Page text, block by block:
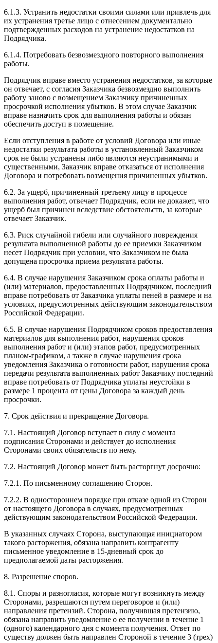
6.1.3. Устранить недостатки своими силами или привлечь для
их устранения третье лицо с отнесением документально
подтвержденных расходов на устранение недостатков на
Подрядчика.
6.1.4. Потребовать безвозмездного повторного выполнения
работы.
Подрядчик вправе вместо устранения недостатков, за которые
он отвечает, с согласия Заказчика безвозмездно выполнить
работу заново с возмещением Заказчику причиненных
просрочкой исполнения убытков. В этом случае Заказчик
вправе назначить срок для выполнения работы и обязан
обеспечить доступ в помещение.
Если отступления в работе от условий Договора или иные
недостатки результата работы в установленный Заказчиком
срок не были устранены либо являются неустранимыми и
существенными, Заказчик вправе отказаться от исполнения
Договора и потребовать возмещения причиненных убытков.
6.2. За ущерб, причиненный третьему лицу в процессе
выполнения работ, отвечает Подрядчик, если не докажет, что
ущерб был причинен вследствие обстоятельств, за которые
отвечает Заказчик.
6.3. Риск случайной гибели или случайного повреждения
результата выполненной работы до ее приемки Заказчиком
несет Подрядчик при условии, что Заказчиком не была
допущена просрочка приема результата работы.
6.4. В случае нарушения Заказчиком срока оплаты работы и
(или) материалов, предоставленных Подрядчиком, последний
вправе потребовать от Заказчика уплаты пеней в размере и на
условиях, предусмотренных действующим законодательством
Российской Федерации.
6.5. В случае нарушения Подрядчиком сроков предоставления
материалов для выполнения работ, нарушения сроков
выполнения работ и (или) этапов работ, предусмотренных
планом-графиком, а также в случае нарушения срока
уведомления Заказчика о готовности работ, нарушения срока
передачи результата выполненных работ Заказчику последний
вправе потребовать от Подрядчика уплаты неустойки в
размере 1 процента от цены Договора за каждый день
просрочки.
7. Срок действия и прекращение Договора.
7.1. Настоящий Договор вступает в силу с момента
подписания Сторонами и действует до исполнения
Сторонами своих обязательств по нему.
7.2. Настоящий Договор может быть расторгнут досрочно:
7.2.1. По письменному соглашению Сторон.
7.2.2. В одностороннем порядке при отказе одной из Сторон
от настоящего Договора в случаях, предусмотренных
действующим законодательством Российской Федерации.
В указанных случаях Сторона, выступающая инициатором
такого расторжения, обязана направить контрагенту
письменное уведомление в 15-дневный срок до
предполагаемой даты расторжения.
8. Разрешение споров.
8.1. Споры и разногласия, которые могут возникнуть между
Сторонами, разрешаются путем переговоров и (или)
направления претензий. Сторона, получившая претензию,
обязана направить уведомление о ее получении в течение 1
(одного) календарного дня с момента получения. Ответ по
существу должен быть направлен Стороной в течение 3 (трех)